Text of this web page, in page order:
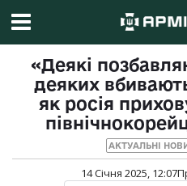
«Деякі
деяких
як росія
АКТУАЛЬНІ
14 Січня 2025, 12:07